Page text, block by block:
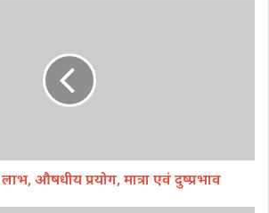
औषधीय प्रयोग, मात्रा एवं दुष्प्रभाव